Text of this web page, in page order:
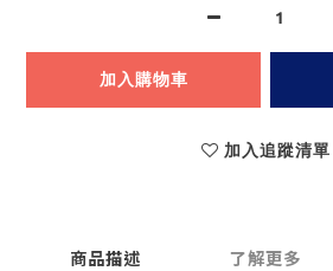
加入購物車
加入追蹤清單
商品描述 了解更多